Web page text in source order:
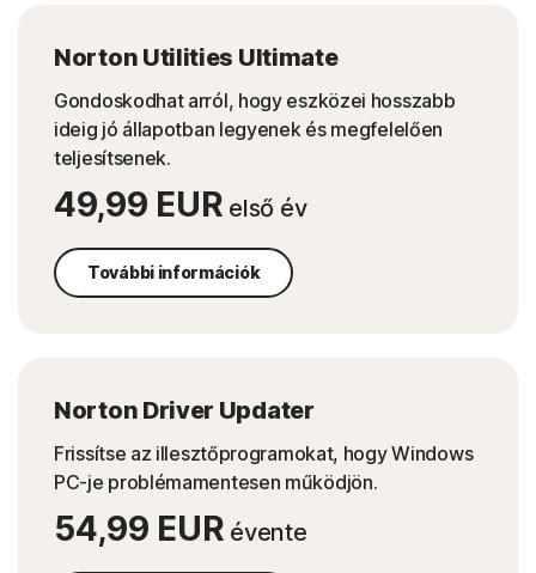
Norton Utilities Ultimate
Gondoskodhat arról, hogy eszközei hosszabb
ideig jó állapotban legyenek és megfelelően
teljesítsenek.
49,99 EUR első év
További információk
Norton Driver Updater
Frissítse az illesztőprogramokat, hogy Windows
PC-je problémamentesen működjön.
54,99 EUR évente